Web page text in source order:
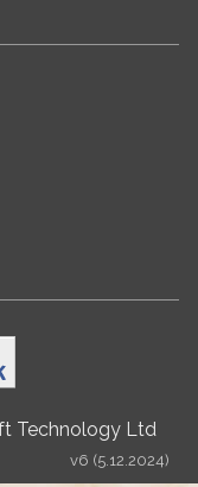
Technology Ltd
v6 (5.12.2024)